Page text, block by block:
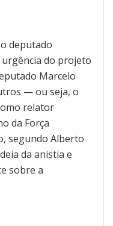
deputado
do projeto
Marcelo
— ou seja, o
relator
da Força
segundo Alberto
da anistia e
sobre a